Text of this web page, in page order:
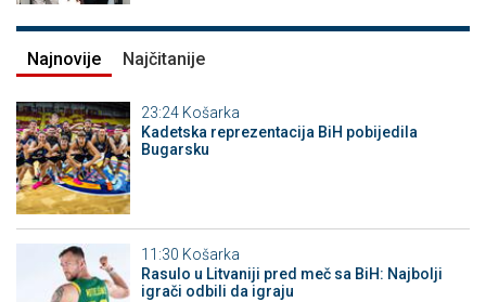
Najnovije Najčitanije
23:24 Košarka
Kadetska reprezentacija BiH pobijedila
Bugarsku
11:30 Košarka
Rasulo u Litvaniji pred meč sa BiH: Najbolji
igrači odbili da igraju